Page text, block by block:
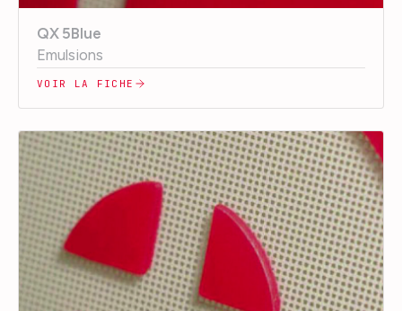
QX 5Blue
Emulsions
VOIR LA FICHE